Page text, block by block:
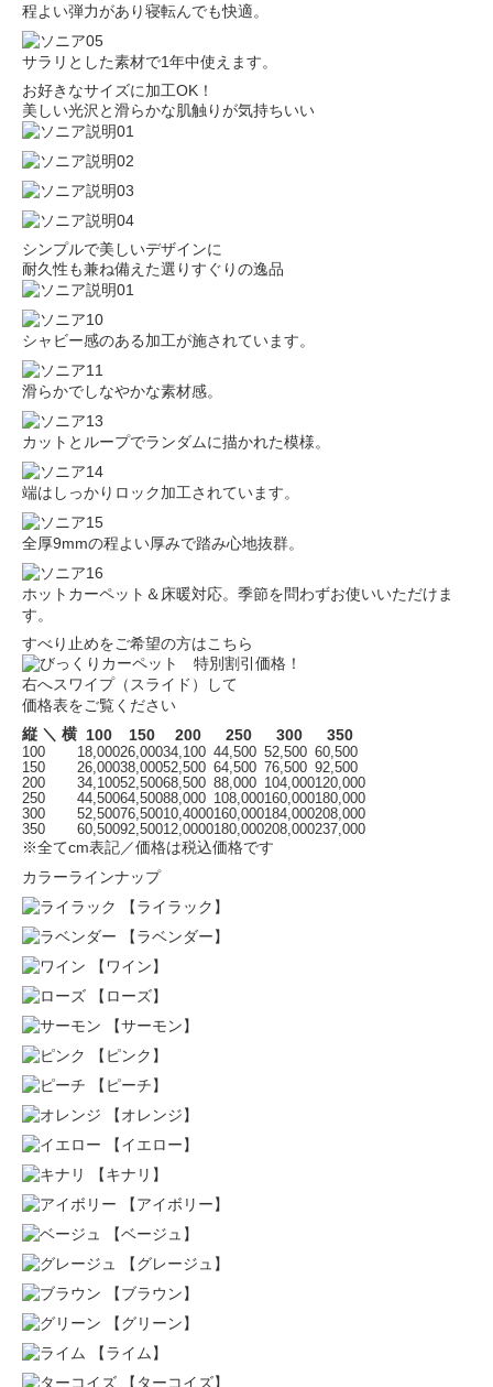
程よい弾力があり寝転んでも快適。
サラリとした素材で1年中使えます。
お好きなサイズに加工OK！
美しい光沢と滑らかな肌触りが気持ちいい
シンプルで美しいデザインに
耐久性も兼ね備えた選りすぐりの逸品
シャビー感のある加工が施されています。
滑らかでしなやかな素材感。
カットとループでランダムに描かれた模様。
端はしっかりロック加工されています。
全厚9mmの程よい厚みで踏み心地抜群。
ホットカーペット＆床暖対応。季節を問わずお使いいただけま
す。
すべり止めをご希望の方はこちら
右へスワイプ（スライド）して
価格表をご覧ください
縦 ＼ 横 100 150 200 250 300 350
100 18,00026,00034,100 44,500 52,500 60,500
150
26,00038,00052,500 64,500 76,500 92,500
200
34,10052,50068,500 88,000 104,000120,000
250
44,50064,50088,000 108,000160,000180,000
300
52,50076,50010,4000160,000184,000208,000
350
60,50092,50012,0000180,000208,000237,000
※全てcm表記／価格は税込価格です
カラーラインナップ
【ライラック】
【ラベンダー】
【ワイン】
【ローズ】
【サーモン】
【ピンク】
【ピーチ】
【オレンジ】
【イエロー】
【キナリ】
【アイボリー】
【ベージュ】
【グレージュ】
【ブラウン】
【グリーン】
【ライム】
【ターコイズ】